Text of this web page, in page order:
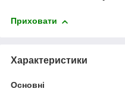
Приховати
Характеристики
Основні